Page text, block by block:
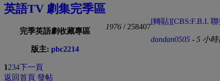
英語TV 劇集完季區
完季英語劇收藏專區
版主: pbc2214
1976 / 258407
[轉貼][CBS:F.B.I.
dandan0505 - 5 小時
1234下一頁
返回首頁 發帖